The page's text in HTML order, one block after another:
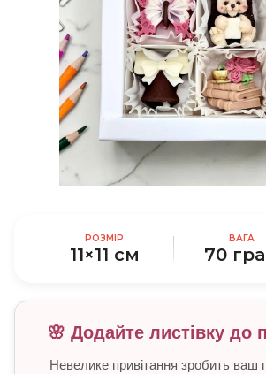
РОЗМІР
11×11 см
ВАГА
70
🌸 Додайте листівку до
Невелике привітання зробить ваш